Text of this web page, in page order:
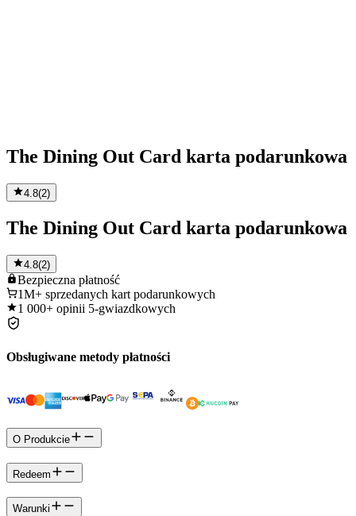
The Dining Out Card karta podarunkowa
4.8(2)
The Dining Out Card karta podarunkowa
4.8(2)
Bezpieczna płatność
1M+ sprzedanych kart podarunkowych
1 000+ opinii 5-gwiazdkowych
Obsługiwane metody płatności
O Produkcie
Redeem
Warunki